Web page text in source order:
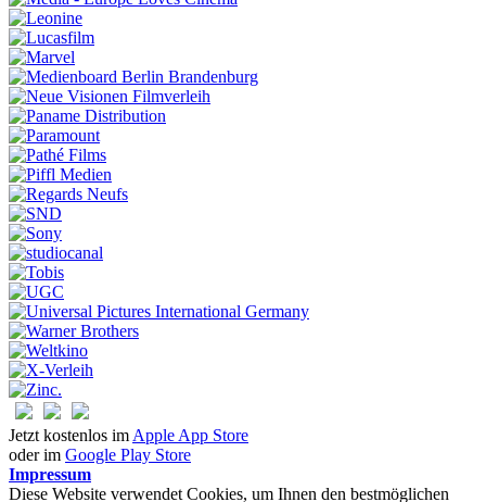
Jetzt kostenlos im Apple App Store
oder im Google Play Store
Impressum
Diese Website verwendet Cookies, um Ihnen den bestmöglichen